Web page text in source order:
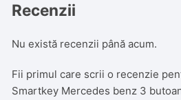
Recenzii
Nu există recenzii până acum.
Fii primul care scrii o recenzie
Smartkey Mercedes benz 3